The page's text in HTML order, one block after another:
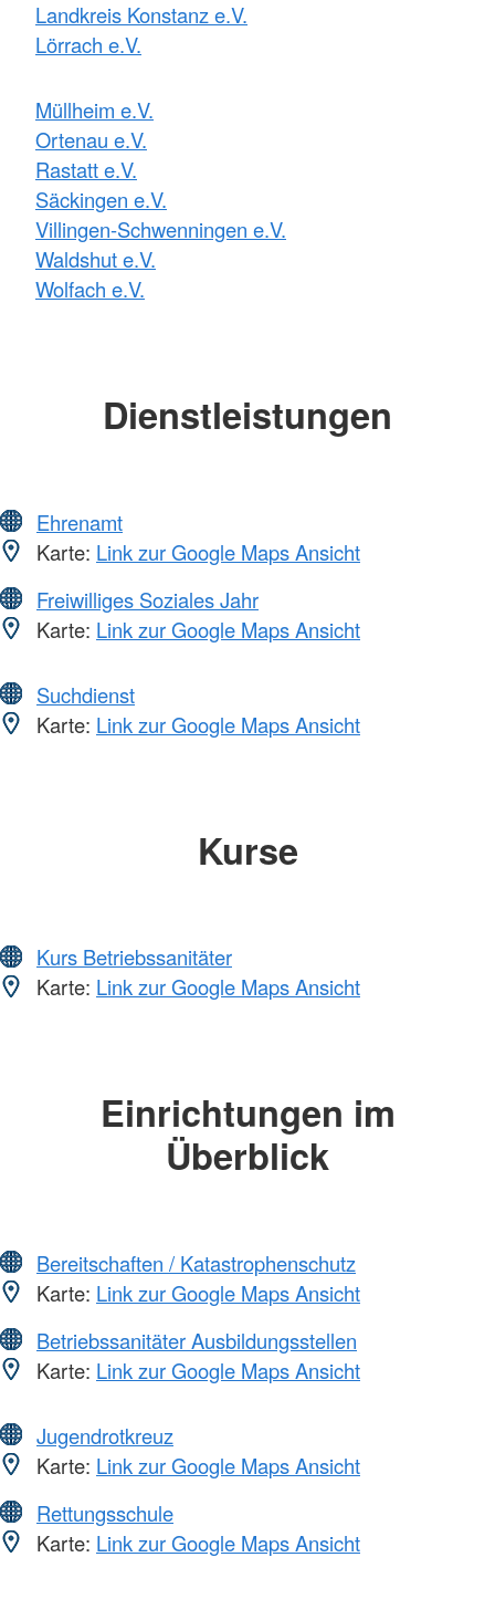
Landkreis Konstanz e.V.
Lörrach e.V.
Müllheim e.V.
Ortenau e.V.
Rastatt e.V.
Säckingen e.V.
Villingen-Schwenningen e.V.
Waldshut e.V.
Wolfach e.V.
Dienstleistungen
Ehrenamt
Karte: Link zur Google Maps Ansicht
Freiwilliges Soziales Jahr
Karte: Link zur Google Maps Ansicht
Suchdienst
Karte: Link zur Google Maps Ansicht
Kurse
Kurs Betriebssanitäter
Karte: Link zur Google Maps Ansicht
Einrichtungen im
Überblick
Bereitschaften / Katastrophenschutz
Karte: Link zur Google Maps Ansicht
Betriebssanitäter Ausbildungsstellen
Karte: Link zur Google Maps Ansicht
Jugendrotkreuz
Karte: Link zur Google Maps Ansicht
Rettungsschule
Karte: Link zur Google Maps Ansicht